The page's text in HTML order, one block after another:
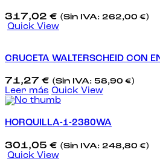
317,02 € (Sin IVA: 262,00 €)
Quick View
CRUCETA WALTERSCHEID CON
71,27 € (Sin IVA: 58,90 €)
Leer más Quick View
HORQUILLA-1-2380WA
301,05 € (Sin IVA: 248,80 €)
Quick View